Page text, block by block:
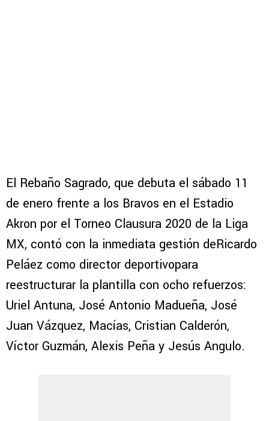
El Rebaño Sagrado, que debuta el sábado 11
de enero frente a los Bravos en el Estadio
Akron por el Torneo Clausura 2020 de la Liga
MX, contó con la inmediata gestión deRicardo
Peláez como director deportivopara
reestructurar la plantilla con ocho refuerzos:
Uriel Antuna, José Antonio Madueña, José
Juan Vázquez, Macías, Cristian Calderón,
Víctor Guzmán, Alexis Peña y Jesús Angulo.